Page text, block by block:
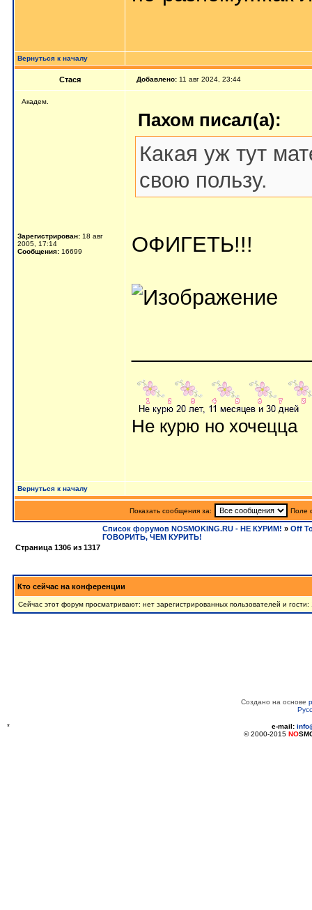
Вернуться к началу
Стася Добавлено: 11 авг 2024, 23:44
Aкaдeм.
Зарегистрирован: 18 авг
2005, 17:14
Сообщения: 16699
Пахом писал(а):
Какая уж тут
свою пользу.
ОФИГЕТЬ!!!
Не курю но хочецца
Вернуться к началу
Показать сообщения за: Поле
Список форумов NOSMOKING.RU - НЕ КУРИМ! » Off
ГОВОРИТЬ, ЧЕМ КУРИТЬ!
Страница 1306 из 1317
Кто сейчас на конференции
Сейчас этот форум просматривают: нет зарегистрированных пользователей и гости:
Создано на основе
* e-mail:
© 2000-2015 NO